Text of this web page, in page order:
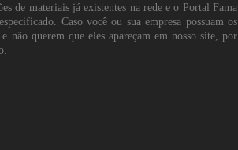
de materiais já existentes na rede e o Portal Fama
Caso você ou sua empresa possuam os
não querem que eles apareçam em nosso site, por